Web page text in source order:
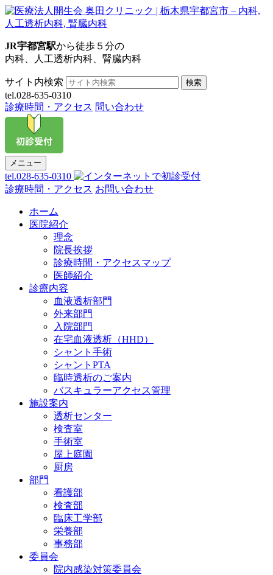
JR宇都宮駅から徒歩５分の
内科、人工透析内科、腎臓内科
サイト内検索 検索
tel.028-635-0310
診療時間・アクセス 問い合わせ
メニュー
tel.028-635-0310
診療時間・アクセス お問い合わせ
ホーム
医院紹介
理念
院長挨拶
診療時間・アクセスマップ
医師紹介
診療内容
血液透析部門
外来部門
入院部門
在宅血液透析（HHD）
シャント手術
シャントPTA
臨時透析のご案内
バスキュラーアクセス管理
施設案内
透析センター
検査室
手術室
屋上庭園
厨房
部門
看護部
検査部
臨床工学部
栄養部
事務部
委員会
院内感染対策委員会